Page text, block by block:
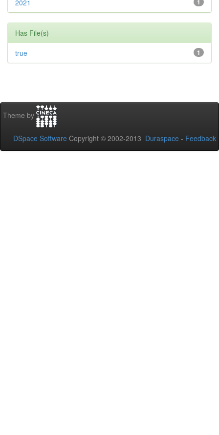
1
2021
Has File(s)
1
true
Theme by
DSpace Software Copyright © 2002-2013 Duraspace - Feedback